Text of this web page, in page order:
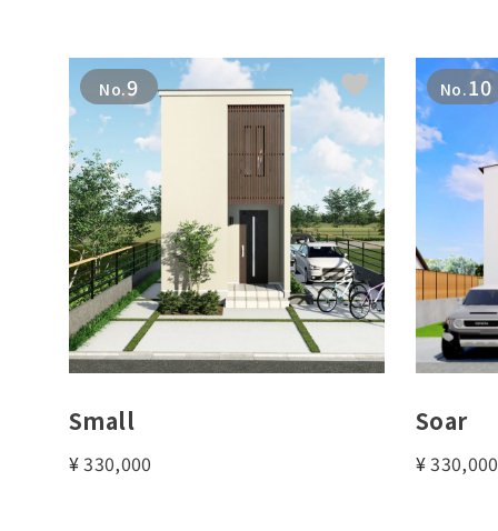
No.9
Small
¥330,000
No.10
Soar
¥330,000